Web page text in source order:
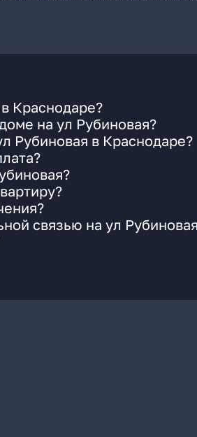
Краснодаре?
на ул Рубиновая?
Рубиновая в Краснодаре?
связью на ул